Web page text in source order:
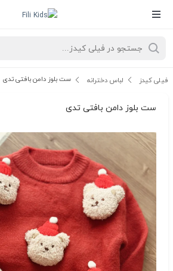
فیلی کیدز لباس دخترانه ست بلوز دامن بافتی تدی
ست بلوز دامن بافتی تدی